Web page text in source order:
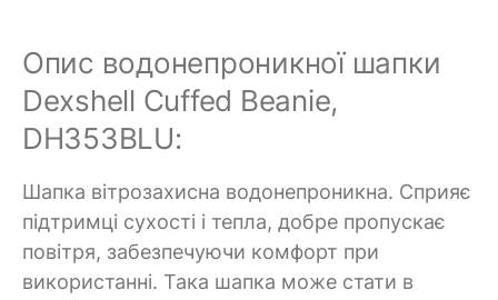
Опис водонепроникної шапки
Dexshell Cuffed Beanie,
DH353BLU:
Шапка вітрозахисна водонепроникна. Сприяє
підтримці сухості і тепла, добре пропускає
повітря, забезпечуючи комфорт при
використанні. Така шапка може стати в